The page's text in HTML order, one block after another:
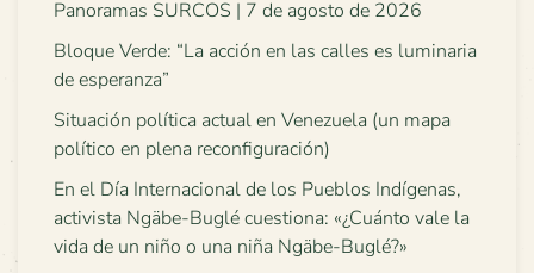
Panoramas SURCOS | 7 de agosto de 2026
Bloque Verde: “La acción en las calles es luminaria
de esperanza”
Situación política actual en Venezuela (un mapa
político en plena reconfiguración)
En el Día Internacional de los Pueblos Indígenas,
activista Ngäbe-Buglé cuestiona: «¿Cuánto vale la
vida de un niño o una niña Ngäbe-Buglé?»